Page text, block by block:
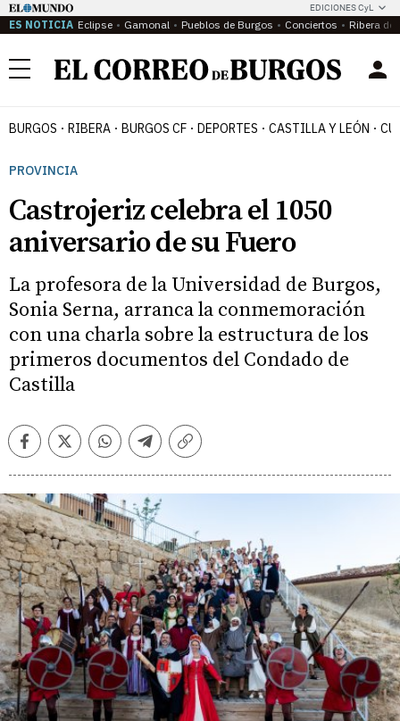
EDICIONES CyL
ES NOTICIA Eclipse Gamonal Pueblos de Burgos Conciertos Ribera del
Menú
BURGOS RIBERA BURGOS CF DEPORTES CASTILLA Y LEÓN
PROVINCIA
Castrojeriz celebra el 1050
aniversario de su Fuero
La profesora de la Universidad de Burgos,
Sonia Serna, arranca la conmemoración
con una charla sobre la estructura de los
primeros documentos del Condado de
Castilla
FacebookTwitterWhatsappTelegramCopiar